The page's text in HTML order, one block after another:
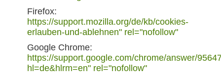
Firefox:
https://support.mozilla.org/de/kb/cookies-
erlauben-und-ablehnen" rel="nofollow"
Google Chrome:
https://support.google.com/chrome/answer/
hl=de&hlrm=en" rel="nofollow"